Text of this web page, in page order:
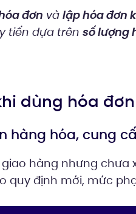
đơnvà lập hóa đơn
tiến dựa trên số lượng
dùng hóa
hàng hóa, cung
hàng nhưng chưa
quy định mới, mức